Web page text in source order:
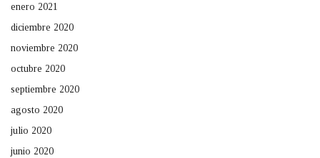
enero 2021
diciembre 2020
noviembre 2020
octubre 2020
septiembre 2020
agosto 2020
julio 2020
junio 2020